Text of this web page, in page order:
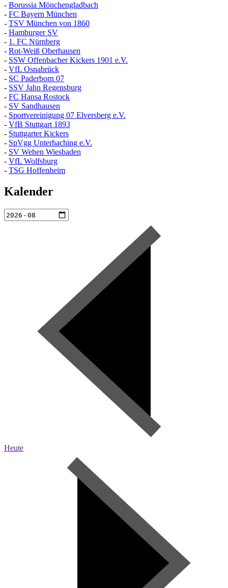
- Borussia Mönchengladbach
- FC Bayern München
- TSV München von 1860
- Hamburger SV
- 1. FC Nürnberg
- Rot-Weiß Oberhausen
- SSW Offenbacher Kickers 1901 e.V.
- VfL Osnabrück
- SC Paderborn 07
- SSV Jahn Regensburg
- FC Hansa Rostock
- SV Sandhausen
- Sportvereinigung 07 Elversberg e.V.
- VfB Stuttgart 1893
- Stuttgarter Kickers
- SpVgg Unterhaching e.V.
- SV Wehen Wiesbaden
- VfL Wolfsburg
- TSG Hoffenheim
Kalender
Heute